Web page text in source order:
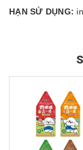
HẠN SỬ DỤNG: